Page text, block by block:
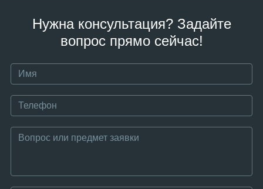
Нужна консультация? Задайте
вопрос прямо сейчас!